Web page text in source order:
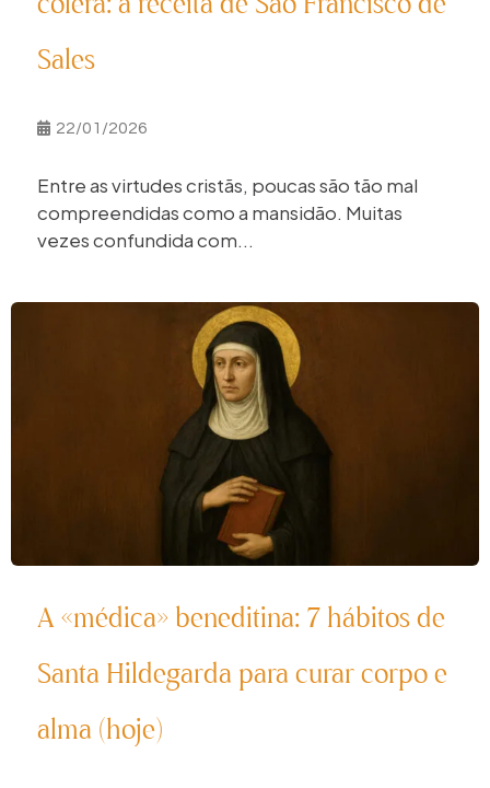
cólera: a receita de São Francisco de
Sales
22/01/2026
Entre as virtudes cristãs, poucas são tão mal
compreendidas como a mansidão. Muitas
vezes confundida com...
A «médica» beneditina: 7 hábitos de
Santa Hildegarda para curar corpo e
alma (hoje)